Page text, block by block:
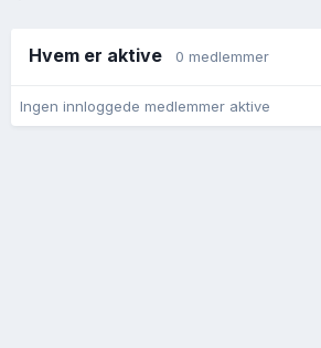
Hvem er aktive 0 medlemmer
Ingen innloggede medlemmer aktive